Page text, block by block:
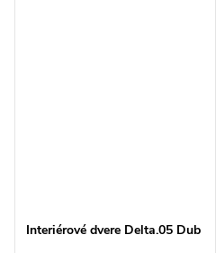
Interiérové dvere Delta.05 Dub